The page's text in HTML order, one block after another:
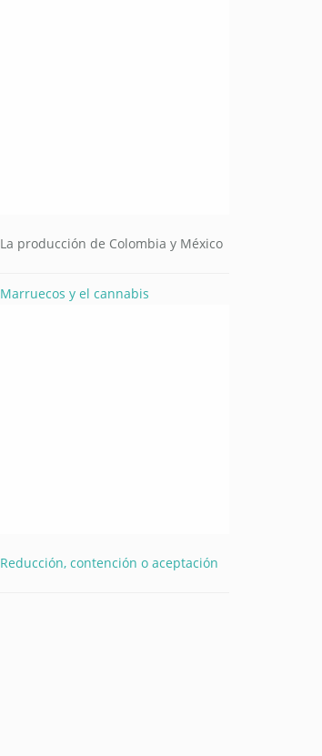
La producción de Colombia y México
Marruecos y el cannabis
Reducción, contención o aceptación